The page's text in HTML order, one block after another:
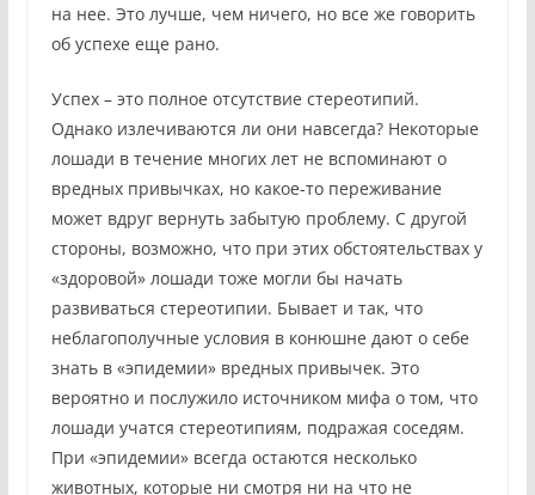
на нее. Это лучше, чем ничего, но все же говорить
об успехе еще рано.
Успех – это полное отсутствие стереотипий.
Однако излечиваются ли они навсегда? Некоторые
лошади в течение многих лет не вспоминают о
вредных привычках, но какое-то переживание
может вдруг вернуть забытую проблему. С другой
стороны, возможно, что при этих обстоятельствах у
«здоровой» лошади тоже могли бы начать
развиваться стереотипии. Бывает и так, что
неблагополучные условия в конюшне дают о себе
знать в «эпидемии» вредных привычек. Это
вероятно и послужило источником мифа о том, что
лошади учатся стереотипиям, подражая соседям.
При «эпидемии» всегда остаются несколько
животных, которые ни смотря ни на что не